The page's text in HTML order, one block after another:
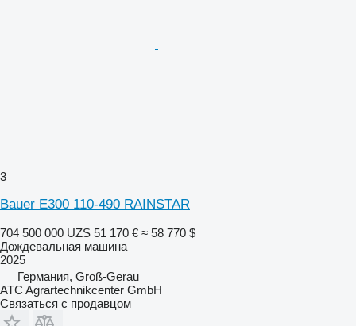
3
Bauer E300 110-490 RAINSTAR
704 500 000 UZS 51 170 € ≈ 58 770 $
Дождевальная машина
2025
Германия, Groß-Gerau
ATC Agrartechnikcenter GmbH
Связаться с продавцом